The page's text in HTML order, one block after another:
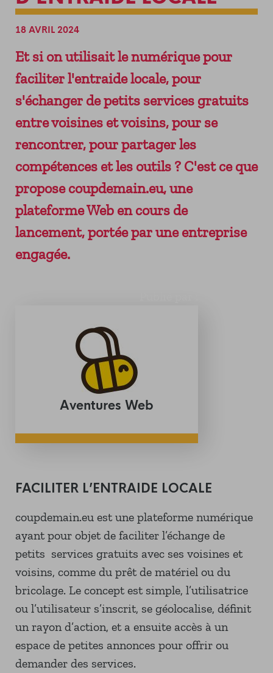
18 AVRIL 2024
Et si on utilisait le numérique pour
faciliter l'entraide locale, pour
s'échanger de petits services gratuits
entre voisines et voisins, pour se
rencontrer, pour partager les
compétences et les outils ? C'est ce que
propose coupdemain.eu, une
plateforme Web en cours de
lancement, portée par une entreprise
engagée.
Aventures Web
FACILITER L’ENTRAIDE LOCALE
coupdemain.eu est une plateforme numérique
ayant pour objet de faciliter l’échange de
petits services gratuits avec ses voisines et
voisins, comme du prêt de matériel ou du
bricolage. Le concept est simple, l’utilisatrice
ou l’utilisateur s’inscrit, se géolocalise, définit
un rayon d’action, et a ensuite accès à un
espace de petites annonces pour offrir ou
demander des services.
ADHÉRER
NEWSLETTER
VENIR AU SOLILAB
LES SERVICES
PERMANENCES GRATUITES
LES ÉVÉNEMENTS ENTREPRENEURIAUX
LA HALLE DU FINANCEMENT
DEMAIN MODE D’EMPLOI
LE FORUM DES ACHATS INNOVANTS ET
RESPONSABLES